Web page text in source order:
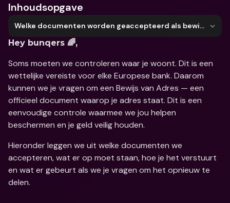
Inhoudsopgave
Welke documenten worden geaccepteerd als bewijs van adres?
Hey bunqers 🌈,
Soms moeten we controleren waar je woont. Dit is een
wettelijke vereiste voor elke Europese bank. Daarom
kunnen we je vragen om een Bewijs van Adres — een
officieel document waarop je adres staat. Dit is een
eenvoudige controle waarmee we jou helpen
beschermen en je geld veilig houden.
Hieronder leggen we uit welke documenten we
accepteren, wat er op moet staan, hoe je het verstuurt
en wat er gebeurt als we je vragen om het opnieuw te
delen.